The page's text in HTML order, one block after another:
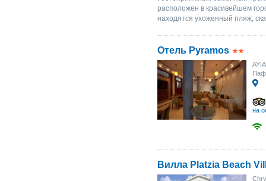
расположен в красивейшем
находятся ухоженный пляж,
Отель Pyramos
на
Вилла Platzia Beach